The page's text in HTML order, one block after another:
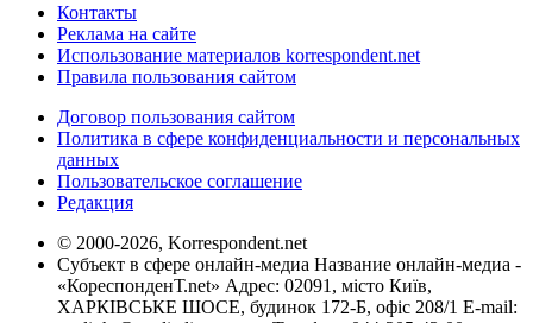
Контакты
Реклама на сайте
Использование материалов korrespondent.net
Правила пользования сайтом
Договор пользования сайтом
Политика в сфере конфиденциальности и персональных
данных
Пользовательское соглашение
Редакция
© 2000-2026, Korrespondent.net
Субъект в сфере онлайн-медиа Название онлайн-медиа -
«КореспонденТ.net» Адрес: 02091, місто Київ,
ХАРКІВСЬКЕ ШОСЕ, будинок 172-Б, офіс 208/1 E-mail: